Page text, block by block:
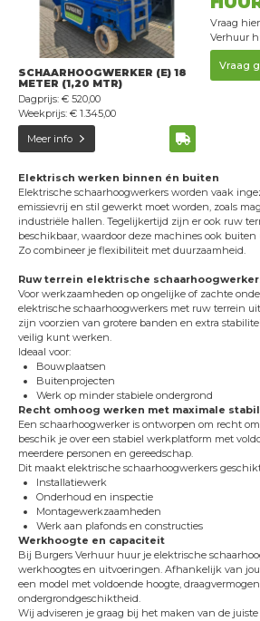
SCHAARHOOGWERKER (E) 18
METER (1,20 MTR)
Dagprijs: € 520,00
Weekprijs: € 1.345,00
Meer info
Vraag
Verhuur
Vraag
Elektrisch werken binnen én buiten
Elektrische schaarhoogwerkers worden vaak
emissievrij en stil gewerkt moet worden, zoals
industriële hallen. Tegelijkertijd zijn er ook ruw
beschikbaar, waardoor deze machines ook
Zo combineer je flexibiliteit met duurzaamheid.
Ruw terrein elektrische
Voor werkzaamheden op ongelijke of zachte
elektrische schaarhoogwerkers met ruw terrein
zijn voorzien van grotere banden en extra
veilig kunt werken.
Ideaal voor:
Bouwplaatsen
Buitenprojecten
Werk op minder stabiele ondergrond
Recht omhoog werken met maximale
Een schaarhoogwerker is ontworpen om recht
beschik je over een stabiel werkplatform met
meerdere personen en gereedschap.
Dit maakt elektrische schaarhoogwerkers
Installatiewerk
Onderhoud en inspectie
Montagewerkzaamheden
Werk aan plafonds en constructies
Werkhoogte en capaciteit
Bij Burgers Verhuur huur je elektrische
werkhoogtes en uitvoeringen. Afhankelijk van
een model met voldoende hoogte,
ondergrondgeschiktheid.
Wij adviseren je graag bij het maken van de juiste